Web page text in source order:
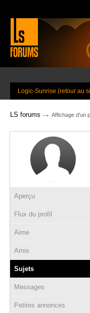
Logic-Sunrise (retour au
LS forums → Affichage d'un
Aperçu
Flux du profil
Aime
Amis
Sujets
Messages
Petites annonces